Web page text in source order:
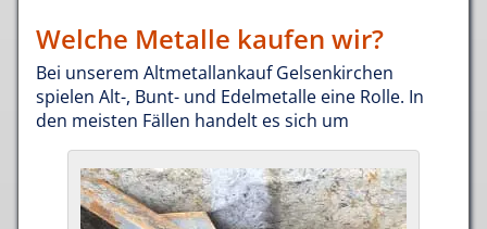
Welche Metalle kaufen wir?
Bei unserem Altmetallankauf Gelsenkirchen
spielen Alt-, Bunt- und Edelmetalle eine Rolle. In
den meisten Fällen handelt es sich um